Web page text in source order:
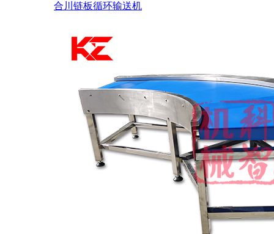
合川链板循环输送机